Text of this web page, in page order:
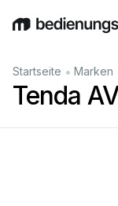
EnglishDeutsch
Startseite • Marken
Tenda